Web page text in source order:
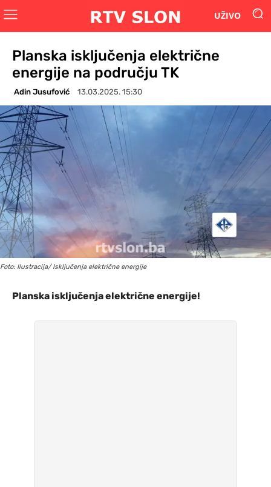
UŽIVO
Planska isključenja električne
energije na području TK
Adin Jusufović 13.03.2025. 15:30
Foto: Ilustracija/ Isključenja električne energije
Planska isključenja električne energije!